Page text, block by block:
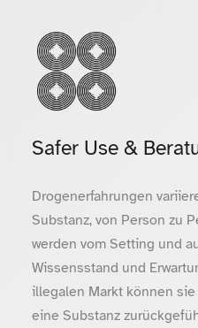
Safer Use &
Drogenerfahrungen
Substanz, von Person zu
werden vom Setting und
Wissensstand und
illegalen Markt können
eine Substanz